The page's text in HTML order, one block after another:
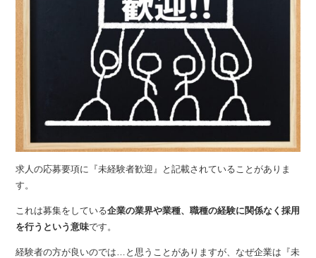
求人の応募要項に『未経験者歓迎』と記載されていることがありま
す。
これは募集をしている企業の業界や業種、職種の経験に関係なく採用
を行うという意味です。
経験者の方が良いのでは…と思うことがありますが、なぜ企業は『未